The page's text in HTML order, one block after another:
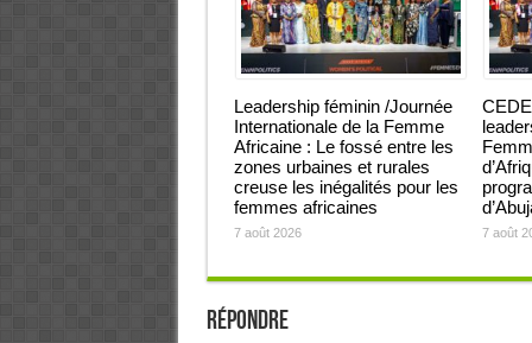
Leadership féminin /Journée
Internationale de la Femme
Africaine : Le fossé entre les
zones urbaines et rurales
creuse les inégalités pour les
femmes africaines
7 août 2026 7 août
Répondre